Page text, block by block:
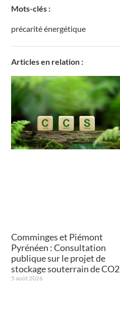
Mots-clés :
précarité énergétique
Articles en relation :
Comminges et Piémont
Pyrénéen : Consultation
publique sur le projet de
stockage souterrain de CO2
5 août 2026